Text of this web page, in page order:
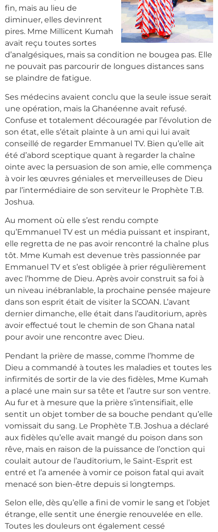
fin, mais au lieu de
diminuer, elles devinrent
pires. Mme Millicent Kumah
avait reçu toutes sortes
d’analgésiques, mais sa condition ne bougea pas. Elle
ne pouvait pas parcourir de longues distances sans
se plaindre de fatigue.
Ses médecins avaient conclu que la seule issue serait
une opération, mais la Ghanéenne avait refusé.
Confuse et totalement découragée par l’évolution de
son état, elle s’était plainte à un ami qui lui avait
conseillé de regarder Emmanuel TV. Bien qu’elle ait
été d’abord sceptique quant à regarder la chaîne
ointe avec la persuasion de son amie, elle commença
à voir les œuvres géniales et merveilleuses de Dieu
par l’intermédiaire de son serviteur le Prophète T.B.
Joshua.
Au moment où elle s’est rendu compte
qu’Emmanuel TV est un média puissant et inspirant,
elle regretta de ne pas avoir rencontré la chaîne plus
tôt. Mme Kumah est devenue très passionnée par
Emmanuel TV et s’est obligée à prier régulièrement
avec l’homme de Dieu. Après avoir construit sa foi à
un niveau inébranlable, la prochaine pensée majeure
dans son esprit était de visiter la SCOAN. L’avant
dernier dimanche, elle était dans l’auditorium, après
avoir effectué tout le chemin de son Ghana natal
pour avoir une rencontre avec Dieu.
Pendant la prière de masse, comme l’homme de
Dieu a commandé à toutes les maladies et toutes les
infirmités de sortir de la vie des fidèles, Mme Kumah
a placé une main sur sa tête et l’autre sur son ventre.
Au fur et à mesure que la prière s’intensifiait, elle
sentit un objet tomber de sa bouche pendant qu’elle
vomissait du sang. Le Prophète T.B. Joshua a déclaré
aux fidèles qu’elle avait mangé du poison dans son
rêve, mais en raison de la puissance de l’onction qui
coulait autour de l’auditorium, le Saint-Esprit est
entré et l’a amenée à vomir ce poison fatal qui avait
menacé son bien-être depuis si longtemps.
Selon elle, dès qu’elle a fini de vomir le sang et l’objet
étrange, elle sentit une énergie renouvelée en elle.
Toutes les douleurs ont également cessé